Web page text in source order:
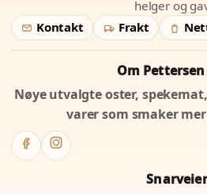
helger og
Kontakt
Frakt
Om Pettersen
Nøye utvalgte oster,
varer som smaker
Snarveier